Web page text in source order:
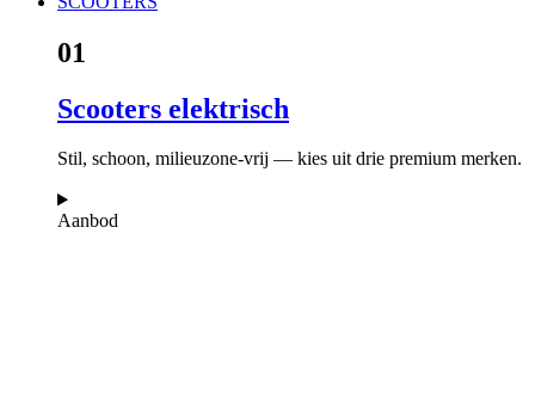
01
Scooters elektrisch
Stil, schoon, milieuzone-vrij — kies uit drie premium merken.
Aanbod